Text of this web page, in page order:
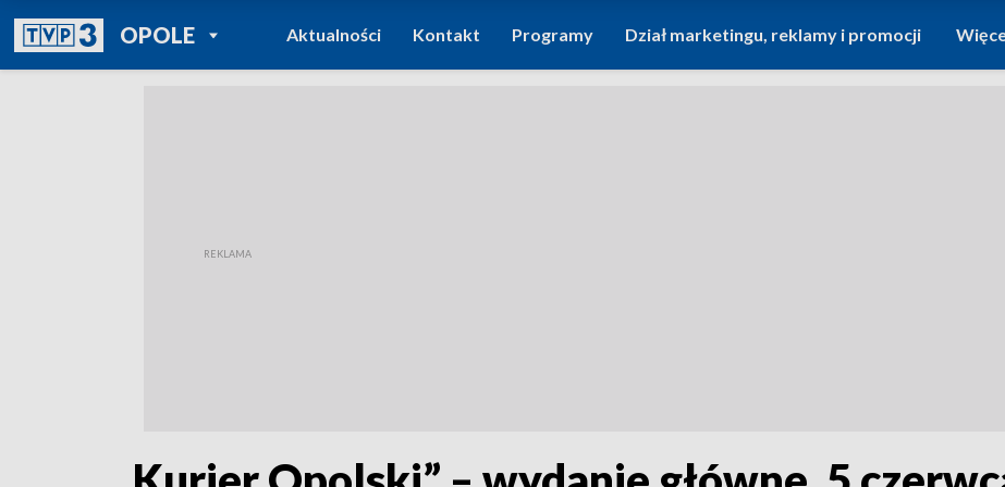
OPOLEPOWRÓT DO
TVP REGIONY
Aktualności Kontakt Programy Dział marketingu, reklamy i promocji